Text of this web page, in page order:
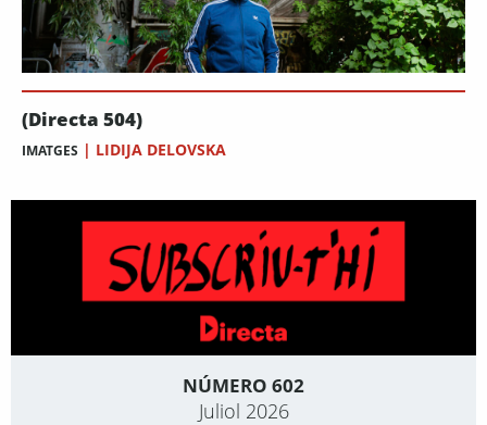
(Directa 504)
IMATGES | LIDIJA DELOVSKA
NÚMERO 602
Juliol 2026